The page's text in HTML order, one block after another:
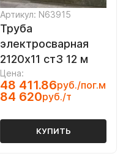
Артикул: N63915
Труба
электросварная
2120х11 ст3 12 м
Цена:
48 411.86руб./пог.м
84 620руб./т
КУПИТЬ